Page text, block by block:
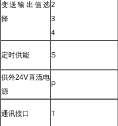
变送输出值选
择
2
3
4
定时供能 S
供外24V直流电
源
P
通讯接口 T